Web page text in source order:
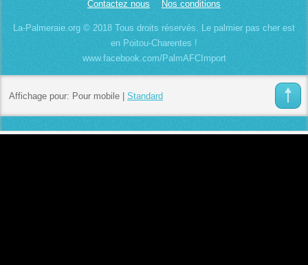
Contactez nous
Nos conditions
La-Palmeraie.org © 2018 Tous droits réservés. Le palmier pas cher est
en Poitou-Charentes !
www.facebook.com/PalmAFCImport
Affichage pour: Pour mobile| Standard